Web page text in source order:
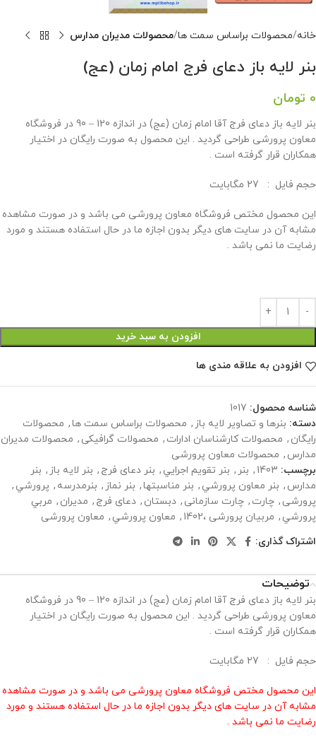
خانه محصولات براساس سمت ها محصولات مدیران مدارس
بنر لایه باز دعای فرج امام زمان (عج)
0 تومان
بنر لايه باز دعای فرج آقا امام زمان (عج) در اندازه 120 – 90 در فروشگاه
معاون پرورشی طراحی گردید . این محصول به صورت رایگان در اختیار
همکاران قرار گرفته است .
حجم فايل : 27 مگابايت
این محصول مختص فروشگاه معاون پرورشی می باشد و در صورت مشاهده
مشابه آن در سایت های دیگر بدون اجازه ما در حال استفاده هستند و مورد
رضایت ما نمی باشد .
افزودن به سبد خرید
افزودن به علاقه مندی ها
شناسه محصول: 1017
دسته: بنرها و تصاویر لایه باز , محصولات براساس سمت ها, محصولات
رایگان , محصولات کارشناسان ادارات , محصولات گرافیکی , محصولات مدیران
مدارس , محصولات معاون پرورشی
برچسب: 1403
, بنر , بنر تقويم اجرايي , بنر دعای فرج , بنر لايه باز , بنر
مدارس , بنر معاون پرورشي , بنر مناسبتها, بنر نماز , بنرمدرسه , پرورشي ,
پرورشی , چارت , چارت سازمانی , دبستان , دعای فرج , مدیران , مربي
پرورشي , مربیان پرورشی ،1402 , معاون پرورشي , معاون پرورشی
اشتراک گذاری:
توضیحات
بنر لايه باز دعای فرج آقا امام زمان (عج) در اندازه 120 – 90 در فروشگاه
معاون پرورشی طراحی گردید . این محصول به صورت رایگان در اختیار
همکاران قرار گرفته است .
حجم فايل : 27 مگابايت
این محصول مختص فروشگاه معاون پرورشی می باشد و در صورت مشاهده
مشابه آن در سایت های دیگر بدون اجازه ما در حال استفاده هستند و مورد
رضایت ما نمی باشد .